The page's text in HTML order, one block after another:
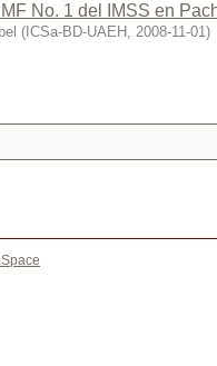
No. 1 del IMSS en
( ICSa-BD-UAEH , 2008-11-01)